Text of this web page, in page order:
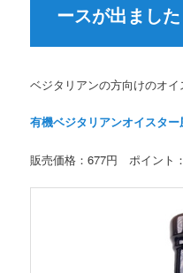
ースが出ました
ベジタリアンの方向けのオイ
有機ベジタリアンオイスタ
販売価格：677円 ポイント